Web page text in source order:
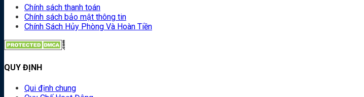
Chính sách thanh toán
Chính sách bảo mật thông tin
Chính Sách Hủy Phòng Và Hoàn Tiền
QUY ĐỊNH
Qui định chung